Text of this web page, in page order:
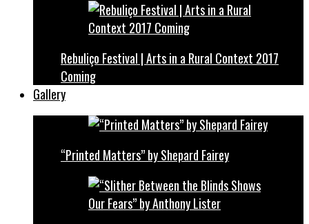
Rebuliço Festival | Arts in a Rural Context 2017
Coming
Gallery
“Printed Matters” by Shepard Fairey